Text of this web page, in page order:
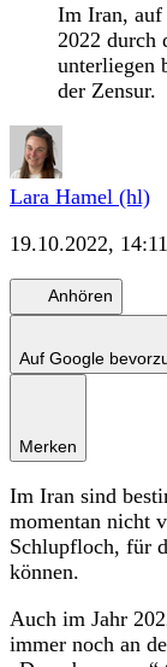
Im Iran, auf
2022 durch
unterliegen
der Zensur.
Lara Hamel (hl)
19.10.2022, 14:11
Anhören
Auf Google
Merken
Im Iran sind
momentan nicht
Schlupfloch, für
können.
Auch im Jahr
immer noch an